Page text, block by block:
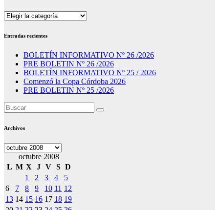
Secciones
Entradas recientes
BOLETÍN INFORMATIVO Nº 26 /2026
PRE BOLETIN Nº 26 /2026
BOLETÍN INFORMATIVO Nº 25 / 2026
Comenzó la Copa Córdoba 2026
PRE BOLETIN Nº 25 /2026
Archivos
Archivos
octubre 2008
L M X J V S D
1
2 3 4
5
6
7 8 9 10 11 12
13 14 15 16 17 18 19